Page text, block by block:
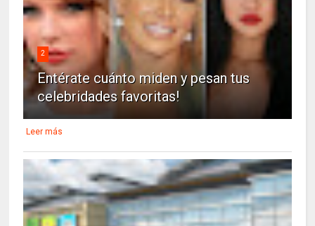
2
Entérate cuánto miden y pesan tus
celebridades favoritas!
Leer más